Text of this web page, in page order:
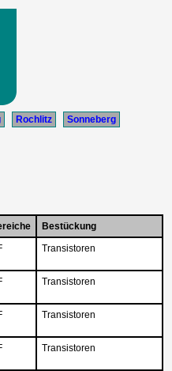
Rochlitz
Sonneberg
Bestückung
Transistoren
Transistoren
Transistoren
Transistoren